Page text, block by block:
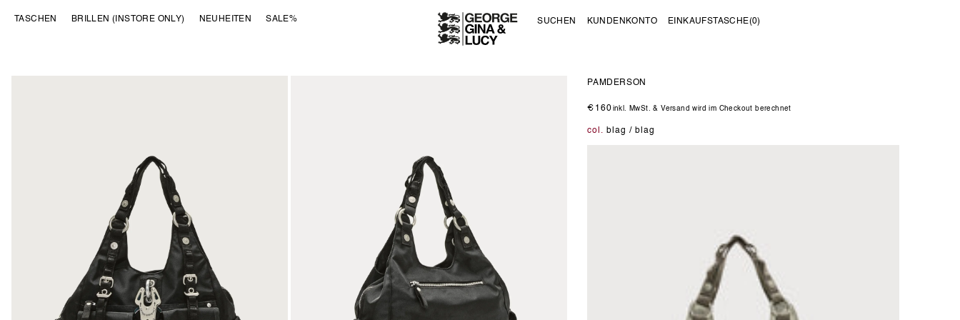
DIREKT ZUM
TASCHEN BRILLEN (INSTORE ONLY) NEUHEITEN SALE% SUCHEN KUNDENKONTO EINKAUFSTASCHE(0)
PAMDERSON
Normaler
€160 inkl. MwSt. & Versand wird im Checkout berechnet
col. blag / blag